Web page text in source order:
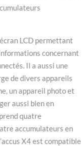
LCD permettant
concernant
Il a aussi une
de divers appareils
un appareil photo et
aussi bien en
quatre
accumulateurs en
X4 est compatible